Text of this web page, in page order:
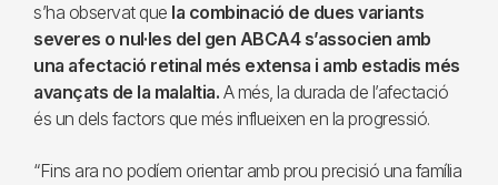
s’ha observat que la combinació de dues variants
severes o nul·les del gen ABCA4 s’associen amb
una afectació retinal més extensa i amb estadis més
avançats de la malaltia. A més, la durada de l’afectació
és un dels factors que més influeixen en la progressió.
“Fins ara no podíem orientar amb prou precisió una família